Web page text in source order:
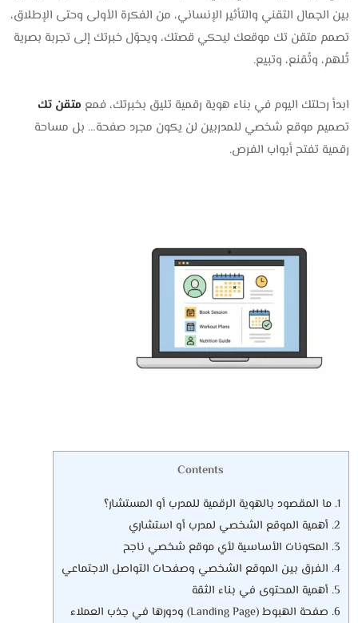
بين الجمال التقني والتأثير الإنساني، من الفكرة الأولى وحتى الإطلاق،
تصمم متقن تك موقعك ليحكي قصتك، ويحوّل خبرتك إلى تجربة بصرية
تُلهم، وتُقنع، وتبيع.
ابدأ رحلتك اليوم في بناء هوية رقمية تليق بخبرتك، فمع متقن تك
تصميم موقع شخصي للمدربين لن يكون مجرد صفحة… بل مساحة
رقمية تفتح أبواب الفرص.
Contents
1. ما المقصود بالهوية الرقمية للمدرب أو المستشار؟
2. أهمية الموقع الشخصي لمدرب أو استشاري
3. المكونات الأساسية لأي موقع شخصي ناجح
4. الفرق بين الموقع الشخصي وصفحات التواصل الاجتماعي
5. أهمية المحتوى في بناء الثقة
6. صفحة الهبوط (Landing Page) ودورها في جذب العملاء